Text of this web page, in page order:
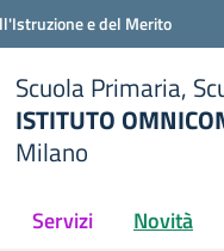
e del Merito
Scuola Primaria,
ISTITUTO
Milano
Servizi Novità